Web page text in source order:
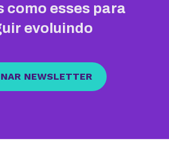
como esses para
evoluindo
NEWSLETTER